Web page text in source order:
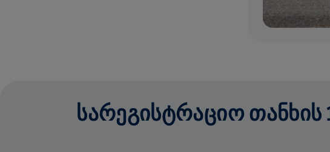
ᲡᲐᲠᲔᲒᲘᲡᲢᲠᲐᲪᲘᲝ ᲗᲐᲜᲮᲘᲡ